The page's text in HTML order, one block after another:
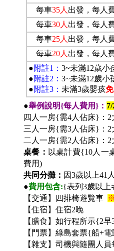
每車35人 出發， 每人
每車30人 出發， 每人
每車25人 出發， 每人
每車20人 出發， 每人
●附註1： 3~未滿12歲小
●附註2： 3~未滿12歲小
●附註3： 未滿3歲嬰孩
●舉例說明{每人費用}：
四人一房{需4人佔床}：
三人一房{需3人佔床}：
二人一房{需2人佔床}：
桌餐： 以桌計費{10人一
費用)
共同分攤： 因3歲以上41
●費用包含:{表列3歲以上
【交通】四排椅遊覽車
【住宿】住宿2晚
【膳食】如行程所示{2
【門票】綠島套票{船+
【雜支】司機與隨團人